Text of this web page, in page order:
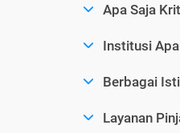
Apa Saja
Institusi
Berbagai
Layanan